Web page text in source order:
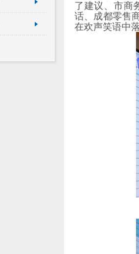
了建议、市商
话、成都零售
在欢声笑语中